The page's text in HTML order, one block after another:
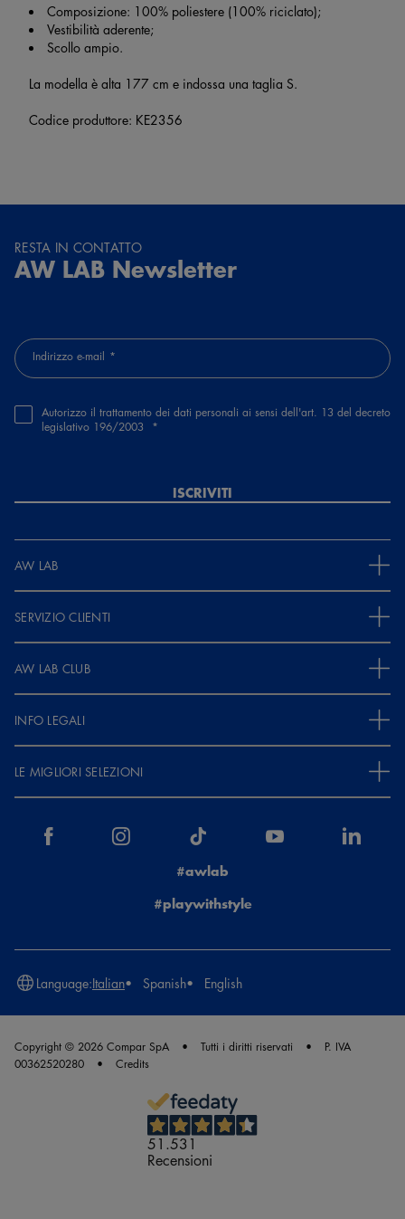
Composizione: 100% poliestere (100% riciclato);
Vestibilità aderente;
Scollo ampio.
La modella è alta 177 cm e indossa una taglia S.
Codice produttore: KE2356
RESTA IN CONTATTO
AW LAB Newsletter
Indirizzo e-mail
Autorizzo il trattamento dei dati personali ai sensi dell'art. 13 del decreto
legislativo 196/2003
ISCRIVITI
AW LAB
SERVIZIO CLIENTI
AW LAB CLUB
INFO LEGALI
LE MIGLIORI SELEZIONI
#awlab
#playwithstyle
Language:Italian Spanish English
Copyright © 2026 Compar SpA Tutti i diritti riservati
P. IVA
00362520280
Credits
51.531
Recensioni